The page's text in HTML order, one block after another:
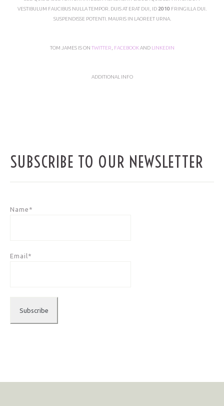
VESTIBULUM FAUCIBUS NULLA TEMPOR. DUIS AT ERAT DUI, ID 2010 FRINGILLA DUI.
SUSPENDISSE POTENTI. MAURIS IN LAOREET URNA.
TOM JAMES IS ON TWITTER FACEBOOKAND LINKEDIN
ADDITIONAL INFO
SUBSCRIBE TO OUR NEWSLETTER
Name*
Email*